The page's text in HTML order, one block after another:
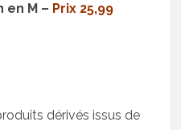
en M – Prix 25,99
dérivés issus de